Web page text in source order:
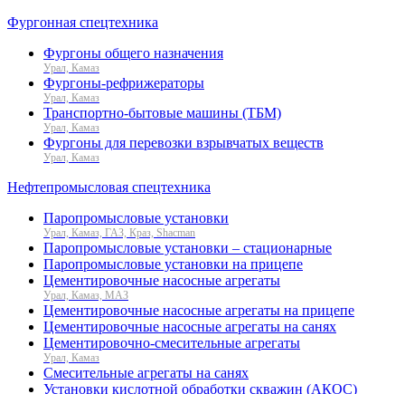
Фургонная спецтехника
Фургоны общего назначения
Урал, Камаз
Фургоны-рефрижераторы
Урал, Камаз
Транспортно-бытовые машины (ТБМ)
Урал, Камаз
Фургоны для перевозки взрывчатых веществ
Урал, Камаз
Нефтепромысловая спецтехника
Паропромысловые установки
Урал, Камаз, ГАЗ, Краз, Shacman
Паропромысловые установки – стационарные
Паропромысловые установки на прицепе
Цементировочные насосные агрегаты
Урал, Камаз, МАЗ
Цементировочные насосные агрегаты на прицепе
Цементировочные насосные агрегаты на санях
Цементировочно-смесительные агрегаты
Урал, Камаз
Смесительные агрегаты на санях
Установки кислотной обработки скважин (АКОС)